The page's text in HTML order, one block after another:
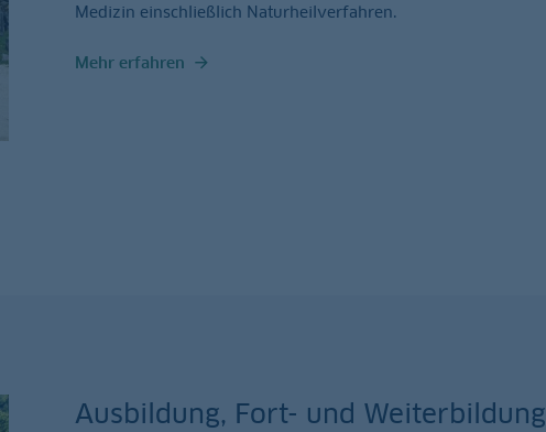
Medizin einschließlich Naturheilverfahren.
Mehr erfahren
Ausbildung, Fort- und Weiterbildung